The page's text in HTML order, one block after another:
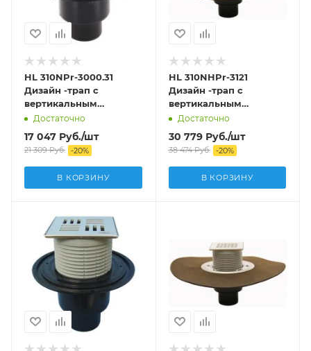
HL 310NPr-3000.31
Дизайн -трап с
вертикальным
выпуском DN50/75/110
Достаточно
17 047 Руб./шт
21 309Руб. -20%
В КОРЗИНУ
HL 310NHPr-3121
Дизайн -трап с
вертикальным
выпуском DN50/75/110
Достаточно
30 779Руб./шт
38 474Руб. -20%
В КОРЗИНУ